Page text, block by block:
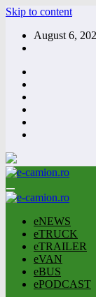
Skip to content
August 6,
eNEWS
eTRUCK
eTRAILER
eVAN
eBUS
ePODCAST